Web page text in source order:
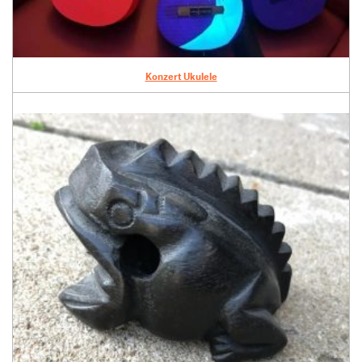
Konzert Ukulele